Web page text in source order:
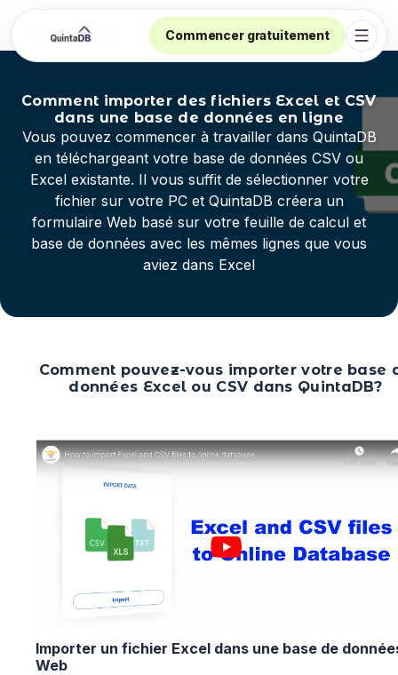
Commencer gratuitement
Comment importer des fichiers Excel et CSV
dans une base de données en ligne
Vous pouvez commencer à travailler dans QuintaDB
en téléchargeant votre base de données CSV ou
Excel existante. Il vous suffit de sélectionner votre
fichier sur votre PC et QuintaDB créera un
formulaire Web basé sur votre feuille de calcul et
base de données avec les mêmes lignes que vous
aviez dans Excel
Comment pouvez-vous importer votre base
données Excel ou CSV dans QuintaDB?
Importer un fichier Excel dans une base de
Web